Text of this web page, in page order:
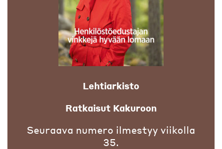
Lehtiarkisto
Ratkaisut Kakuroon
Seuraava numero ilmestyy viikolla
35.